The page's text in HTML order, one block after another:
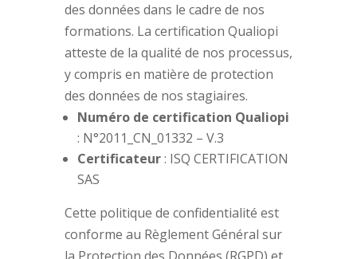
des données dans le cadre de nos
formations. La certification Qualiopi
atteste de la qualité de nos processus,
y compris en matière de protection
des données de nos stagiaires.
Numéro de certification Qualiopi
: N°2011_CN_01332 – V.3
Certificateur: ISQ CERTIFICATION
SAS
Cette politique de confidentialité est
conforme au Règlement Général sur